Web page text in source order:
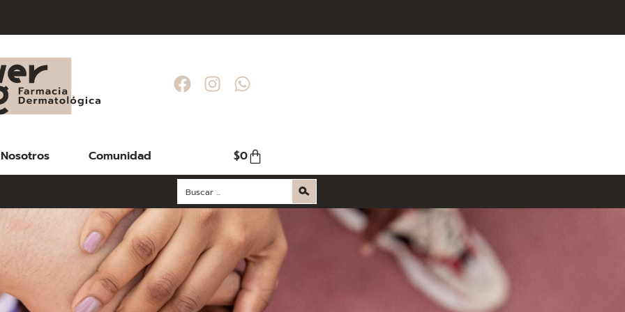
Nosotros Comunidad $0